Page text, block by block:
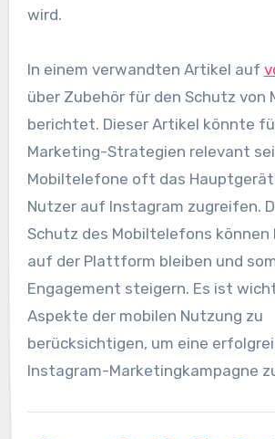
wird.
In einem verwandten Artikel auf
über Zubehör für den Schutz von
berichtet. Dieser Artikel könnte
Marketing-Strategien relevant
Mobiltelefone oft das Hauptgerät
Nutzer auf Instagram zugreifen.
Schutz des Mobiltelefons können
auf der Plattform bleiben und
Engagement steigern. Es ist
Aspekte der mobilen Nutzung zu
berücksichtigen, um eine
Instagram-Marketingkampagne